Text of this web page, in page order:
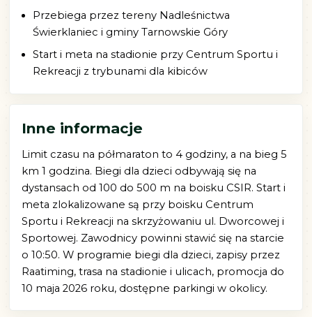
Przebiega przez tereny Nadleśnictwa
Świerklaniec i gminy Tarnowskie Góry
Start i meta na stadionie przy Centrum Sportu i
Rekreacji z trybunami dla kibiców
Inne informacje
Limit czasu na półmaraton to 4 godziny, a na bieg 5
km 1 godzina. Biegi dla dzieci odbywają się na
dystansach od 100 do 500 m na boisku CSIR. Start i
meta zlokalizowane są przy boisku Centrum
Sportu i Rekreacji na skrzyżowaniu ul. Dworcowej i
Sportowej. Zawodnicy powinni stawić się na starcie
o 10:50. W programie biegi dla dzieci, zapisy przez
Raatiming, trasa na stadionie i ulicach, promocja do
10 maja 2026 roku, dostępne parkingi w okolicy.